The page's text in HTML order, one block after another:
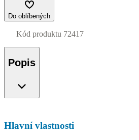
Do oblíbených
Kód produktu 72417
Popis
Hlavní vlastnosti